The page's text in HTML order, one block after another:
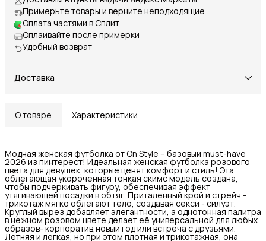
Примерьте товары и верните неподходящие
Оплата частями в Сплит
Оплаивайте после примерки
Удобный возврат
Доставка
О товаре Характеристики
Модная женская футболка от On Style – базовый must-have
2026 из пинтерест! Идеальная женская футболка розового
цвета для девушек, которые ценят комфорт и стиль! Эта
облегающая укороченная тонкая скимс модель создана,
чтобы подчеркивать фигуру, обеспечивая эффект
утягивающей посадки в обтяг. Приталенный крой и стрейч -
трикотаж мягко облегают тело, создавая секси - силуэт.
Круглый вырез добавляет элегантности, а однотонная палитра
в нежном розовом цвете делает её универсальной для любых
образов- корпоратив,новый год или встреча с друзьями.
Летняя и легкая, но при этом плотная и трикотажная, она